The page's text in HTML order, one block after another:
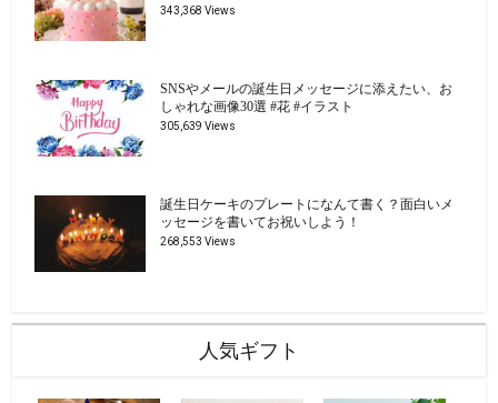
343,368 Views
SNSやメールの誕生日メッセージに添えたい、お
しゃれな画像30選 #花 #イラスト
305,639 Views
誕生日ケーキのプレートになんて書く？面白いメ
ッセージを書いてお祝いしよう！
268,553 Views
人気ギフト